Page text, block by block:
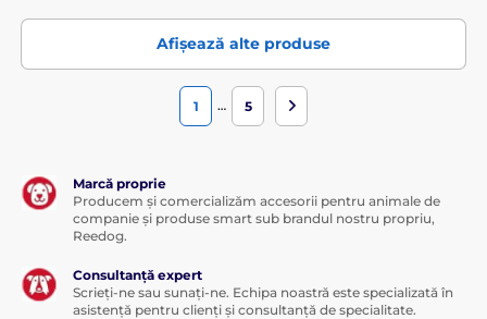
Afișează alte produse
1 … 5
Marcă proprie
Producem și comercializăm accesorii pentru animale de
companie și produse smart sub brandul nostru propriu,
Reedog.
Consultanță expert
Scrieți-ne sau sunați-ne. Echipa noastră este specializată în
asistență pentru clienți și consultanță de specialitate.